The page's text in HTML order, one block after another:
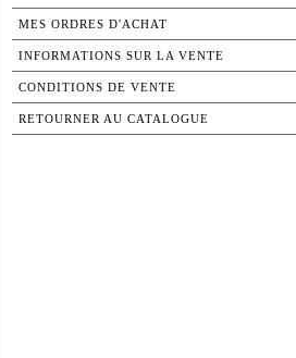
MES ORDRES D'ACHAT
INFORMATIONS SUR LA VENTE
CONDITIONS DE VENTE
RETOURNER AU CATALOGUE